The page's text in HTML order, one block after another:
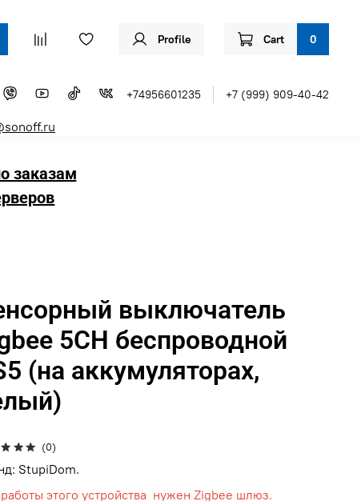
Profile Cart 0
+74956601235 +7 (999) 909-40-42
заказам
(0)
выключатель
5CH беспроводной
(на аккумуляторах,
StupiDom.
этого устройства нужен Zigbee шлюз.